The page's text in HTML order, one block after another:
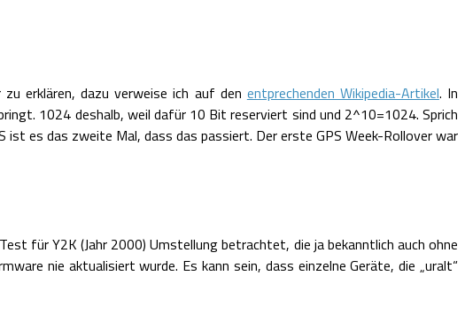
erklären, dazu verweise ich auf den entprechenden Wikipedia-Artikel. In
1024 deshalb, weil dafür 10 Bit reserviert sind und 2^10=1024. Sprich
es das zweite Mal, dass das passiert. Der erste GPS Week-Rollover war
für Y2K (Jahr 2000) Umstellung betrachtet, die ja bekanntlich auch ohne
nie aktualisiert wurde. Es kann sein, dass einzelne Geräte, die „uralt“